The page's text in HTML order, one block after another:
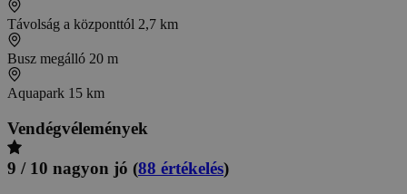
Távolság a központtól 2,7 km
Busz megálló 20 m
Aquapark 15 km
Vendégvélemények
9 / 10 nagyon jó (88 értékelés)